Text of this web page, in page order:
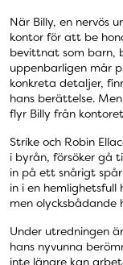
När Billy, en nervös
kontor för att be
bevittnat som barn,
uppenbarligen mår
konkreta detaljer,
hans berättelse.
flyr Billy från
Strike och Robin
i byrån, försöker gå
in på ett snårigt
in i en
men
Under utredningen
hans nyvunna
inte längre kan